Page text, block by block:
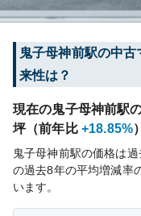
鬼子母神前駅の中古
来性は？
現在の鬼子母神前駅
坪（前年比 +18.85%）
鬼子母神前駅の価格は過
の過去8年の平均増減率
います。